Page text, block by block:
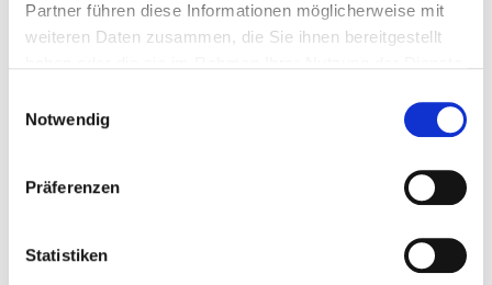
Partner führen diese Informationen möglicherweise mit
weiteren Daten zusammen, die Sie ihnen bereitgestellt
Notwendig
Präferenzen
Statistiken